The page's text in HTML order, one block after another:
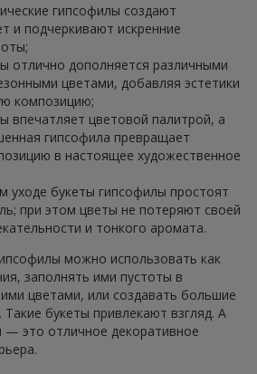
гипсофилы создают
и подчеркивают искренние
отлично дополняется различными
цветами, добавляя эстетики
композицию;
впечатляет цветовой палитрой, а
гипсофила превращает
в настоящее художественное
уходе букеты гипсофилы простоят
при этом цветы не потеряют своей
и тонкого аромата.
можно использовать как
заполнять ими пустоты в
цветами, или создавать большие
букеты привлекают взгляд. А
— это отличное декоративное